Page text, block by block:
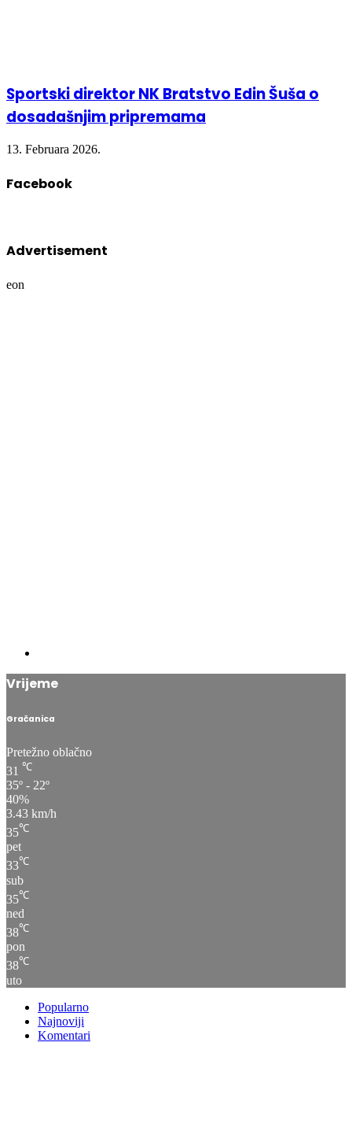
Sportski direktor NK Bratstvo Edin Šuša o
dosadašnjim pripremama
13. Februara 2026.
Facebook
Advertisement
eon
Vrijeme
Gračanica
Pretežno oblačno
31 ℃
35º - 22º
40%
3.43 km/h
35℃
pet
33℃
sub
35℃
ned
38℃
pon
38℃
uto
Popularno
Najnoviji
Komentari